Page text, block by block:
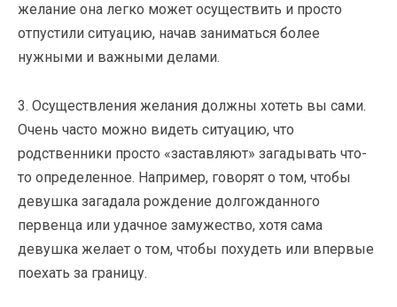
желание она легко может осуществить и просто
отпустили ситуацию, начав заниматься более
нужными и важными делами.
3. Осуществления желания должны хотеть вы сами.
Очень часто можно видеть ситуацию, что
родственники просто «заставляют» загадывать что-
то определенное. Например, говорят о том, чтобы
девушка загадала рождение долгожданного
первенца или удачное замужество, хотя сама
девушка желает о том, чтобы похудеть или впервые
поехать за границу.